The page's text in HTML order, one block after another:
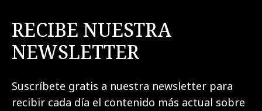
RECIBE NUESTRA
NEWSLETTER
Suscríbete gratis a nuestra newsletter para
recibir cada día el contenido más actual sobre